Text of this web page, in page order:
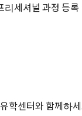
리세셔널 과정 등록
학센터와 함께하